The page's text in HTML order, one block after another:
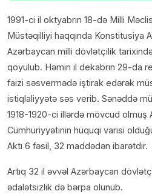
1991-ci il oktyabrın 18-də Milli
Müstəqilliyi haqqında Konstitusiya
Azərbaycan milli dövlətçilik
qoyulub. Həmin il dekabrın 29-da
faizi səsvermədə iştirak edərək
istiqlaliyyətə səs verib. Sənəddə
1918-1920-ci illərdə mövcud olmuş
Cümhuriyyətinin hüquqi varisi
Aktı 6 fəsil, 32 maddədən ibarətdir.
Artıq 32 il əvvəl Azərbaycan
ədalətsizlik də bərpa olunub.